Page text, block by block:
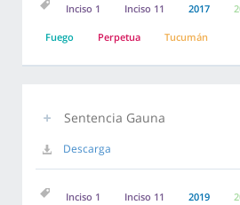
Inciso 1 Inciso 11 2017
Fuego Perpetua Tucumán
Sentencia Gauna
Descarga
Inciso 1 Inciso 11 2019